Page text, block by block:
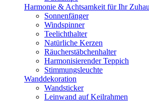
Harmonie & Achtsamkeit für Ihr
Sonnenfänger
Windspinner
Teelichthalter
Natürliche Kerzen
Räucherstäbchenhalter
Harmonisierender Teppich
Stimmungsleuchte
Wanddekoration
Wandsticker
Leinwand auf Keilrahmen